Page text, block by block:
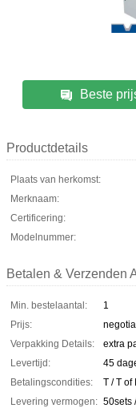
Beste
Productdetails
Plaats van herkomst:
Merknaam:
Certificering:
Modelnummer:
Betalen & Verzenden
Min. bestelaantal:
1
Prijs:
Verpakking Details:
extra
Levertijd:
45
Betalingscondities:
T / T of
Levering vermogen: 50sets